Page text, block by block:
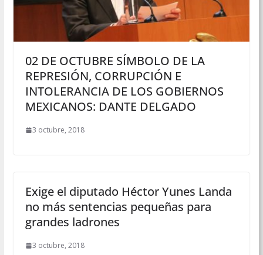
02 DE OCTUBRE SÍMBOLO DE LA
REPRESIÓN, CORRUPCIÓN E
INTOLERANCIA DE LOS GOBIERNOS
MEXICANOS: DANTE DELGADO
3 octubre, 2018
Exige el diputado Héctor Yunes Landa
no más sentencias pequeñas para
grandes ladrones
3 octubre, 2018